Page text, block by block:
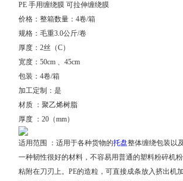
PE 手用缠绕膜 可拉伸缠绕膜
价格：整箱数量：4卷/箱
规格：毛重3.0公斤/卷
厚度：2丝（C）
宽度：50cm 、45cm
包装：4卷/箱
加工定制：是
材质 ：聚乙烯树脂
厚度 ：20（mm）
适用范围 ：适用于各种货物的托盘整体缠绕包装以
一种韧性很好的材料，不容易用普通的塑料粉碎机
粘附在刀刃上。PE的造粒，可直接成条放入挤出机